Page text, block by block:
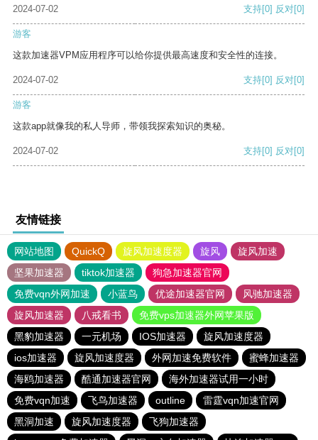
2024-07-02 支持[0] 反对[0]
游客
这款加速器VPM应用程序可以给你提供最高速度和安全性的连接。
2024-07-02 支持[0] 反对[0]
游客
这款app就像我的私人导师，带领我探索知识的奥秘。
2024-07-02 支持[0] 反对[0]
友情链接
网站地图 QuickQ 旋风加速度器 旋风
旋风加速
坚果加速器
tiktok加速器
狗急加速器官网
免费vqn外网加速
小蓝鸟 优途加速器官网
风驰加速器
旋风加速器
八戒看书
免费vps加速器外网苹果版
黑豹加速器
一元机场 IOS加速器
旋风加速度器
ios加速器
旋风加速度器 外网加速免费软件
蜜蜂加速器
海鸥加速器
酷通加速器官网
海外加速器试用一小时
免费vqn加速
飞鸟加速器 outline
雷霆vqn加速官网
黑洞加速
旋风加速度器
飞狗加速器